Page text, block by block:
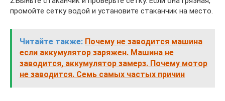
промойте сетку водой и установите стаканчик на место.
Читайте также: Почему не заводится машина
если аккумулятор заряжен. Машина не
заводится, аккумулятор замерз. Почему мотор
не заводится. Семь самых частых причин